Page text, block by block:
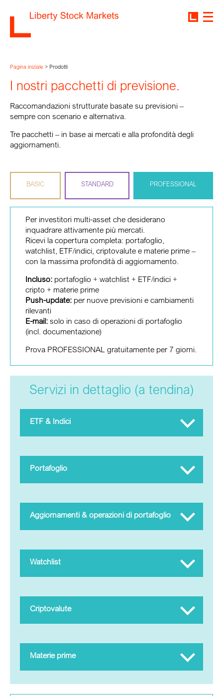
Pagina iniziale > Prodotti
I nostri pacchetti di previsione.
Raccomandazioni strutturate basate su previsioni –
sempre con scenario e alternativa.
Tre pacchetti – in base ai mercati e alla profondità degli
aggiornamenti.
BASIC STANDARD PROFESSIONAL
Ideale se vuoi concentrarti su ETF & indici.
Ricevi scenario + alternativa, aree di target e trigger
chiari – così puoi inquadrare le fasi di mercato,
invece di indovinare nel momento decisivo.
Aggiornamenti:regolari (senza push)
Servizi in dettaglio (a tendina)
ETF & Indici
Se pagate annualmente, riceverete uno sconto del
Per investitori che, oltre agli ETF, vogliono seguire
attivamente anche le azioni.
Ricevi tutto ciò che è incluso in BASIC – più azioni
in portafoglio e push-update quando vengono
pubblicate nuove previsioni o operiamo nel
Incluso: ETF & indici + azioni in portafoglio
Push-update: per nuove previsioni e operazioni di
portafoglio
E-mail: solo in caso di operazioni di portafoglio
(incl. documentazione)
Prezzo del pacchetto STANDARD: 49,99 € (IVA
inclusa) al mese (annullabile mensilmente)
Se pagate annualmente, riceverete uno sconto del
15%.
Scegli STANDARD
Per investitori multi-asset che desiderano
inquadrare attivamente più mercati.
Ricevi la copertura completa: portafoglio,
watchlist, ETF/indici, criptovalute e materie prime –
con la massima profondità di aggiornamento.
Incluso: portafoglio + watchlist + ETF/indici +
cripto + materie prime
Push-update: per nuove previsioni e cambiamenti
rilevanti
E-mail: solo in caso di operazioni di portafoglio
(incl. documentazione)
Prova PROFESSIONAL gratuitamente per 7 giorni.
Servizi in dettaglio (a tendina)
ETF & Indici
Portafoglio
Aggiornamenti & operazioni di portafoglio
Watchlist
Criptovalute
Materie prime